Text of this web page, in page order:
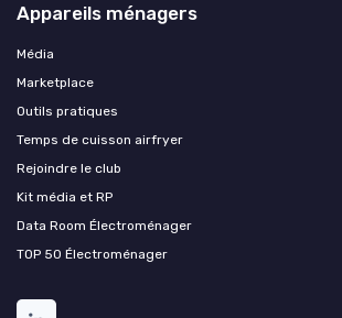
Appareils ménagers
Média
Marketplace
Outils pratiques
Temps de cuisson airfryer
Rejoindre le club
Kit média et RP
Data Room Électroménager
TOP 50 Électroménager